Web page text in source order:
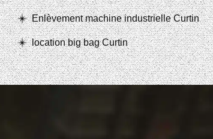
Enlèvement machine industrielle Curtin
location big bag Curtin